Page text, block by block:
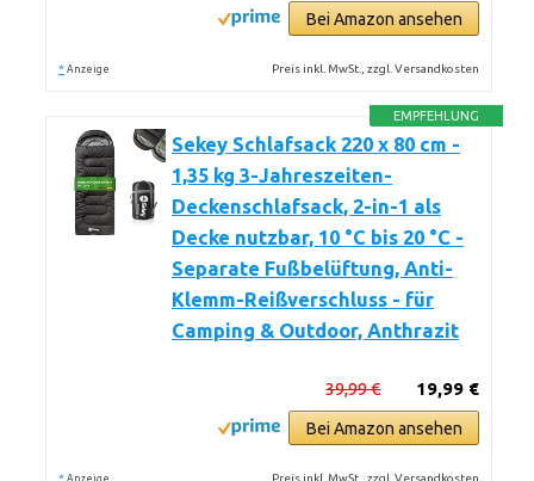
Bei Amazon ansehen
* Anzeige Preis inkl. MwSt., zzgl. Versandkosten
EMPFEHLUNG
Sekey Schlafsack 220 x 80 cm -
1,35 kg 3-Jahreszeiten-
Deckenschlafsack, 2-in-1 als
Decke nutzbar, 10 °C bis 20 °C -
Separate Fußbelüftung, Anti-
Klemm-Reißverschluss - für
Camping & Outdoor, Anthrazit
19,99 €
39,99 €
Bei Amazon ansehen
* Anzeige Preis inkl. MwSt., zzgl. Versandkosten